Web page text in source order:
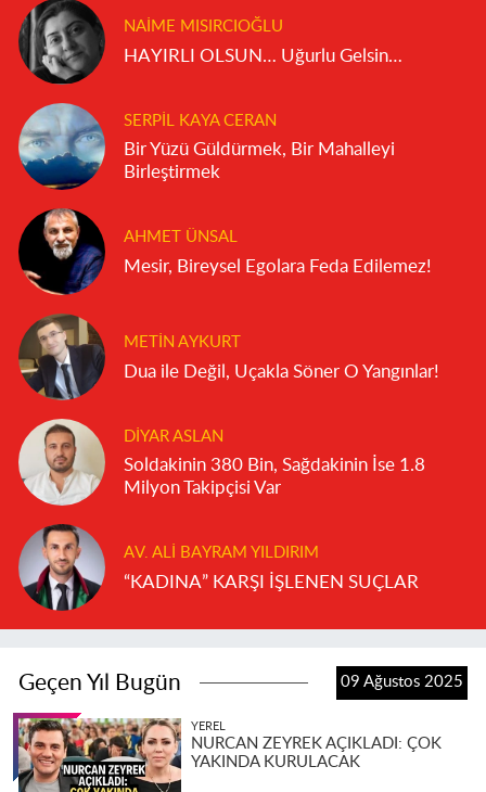
NAIME MISIRCIOĞLU
HAYIRLI OLSUN… Uğurlu Gelsin…
SERPIL KAYA CERAN
Bir Yüzü Güldürmek, Bir Mahalleyi
Birleştirmek
AHMET ÜNSAL
Mesir, Bireysel Egolara Feda Edilemez!
METIN AYKURT
Dua ile Değil, Uçakla Söner O Yangınlar!
DIYAR ASLAN
Soldakinin 380 Bin, Sağdakinin İse 1.8
Milyon Takipçisi Var
AV. ALI BAYRAM YILDIRIM
“KADINA” KARŞI İŞLENEN SUÇLAR
Geçen Yıl Bugün 09 Ağustos 2025
YEREL
NURCAN ZEYREK AÇIKLADI: ÇOK
YAKINDA KURULACAK